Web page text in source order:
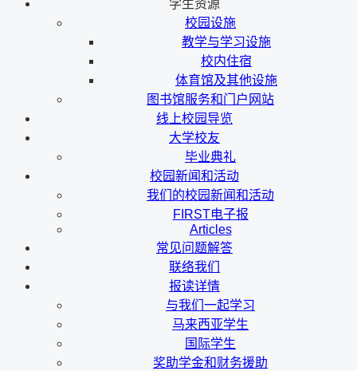
学生资源
校园设施
教学与学习设施
校内住宿
体育馆及其他设施
图书馆服务和门户网站
线上校园导览
大学校友
毕业典礼
校园新闻和活动
我们的校园新闻和活动
FIRST电子报
Articles
常见问题解答
联络我们
报读详情
与我们一起学习
马来西亚学生
国际学生
奖助学金和财务援助